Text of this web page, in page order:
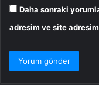
Daha sonraki
adresim ve site